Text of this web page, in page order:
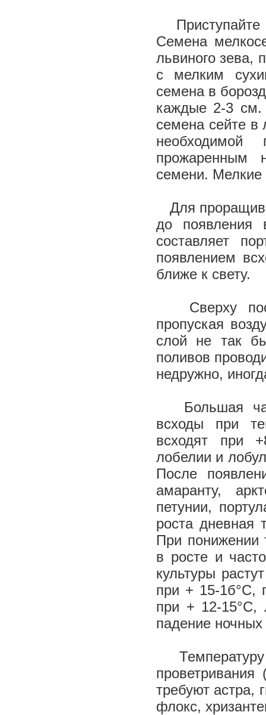
Семена
львиного зева,
с мелким
семена в
каждые 2-3 см.
семена сейте в
прожаренным
семени. Мелкие
Для
до появления
составляет
появлением
ближе к свету.
Сверху
пропуская
слой не так
поливов
недружно,
Большая
всходы при
всходят при
лобелии и
После
амаранту,
петунии,
роста дневная
При понижении
в росте и
культуры
при + 15-1б°С,
при + 12-15°С,
падение
Температуру
требуют астра,
флокс,